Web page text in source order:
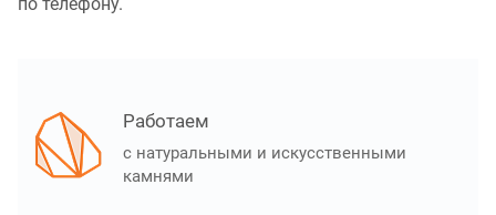
Работаем
с натуральными и искусственными
камнями